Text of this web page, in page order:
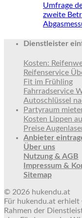
Umfrage
zweite
Dienstleister
Kosten:
Reifenservice
Fit im Frühling
Fahrradservice
Autoschlüssel
Partyraum
Kosten Lippen
Preise
Anbieter
Über uns
Nutzung & AGB
Impressum &
Sitemap
© 2026 hukendu.at
Für hukendu.at
Rahmen der